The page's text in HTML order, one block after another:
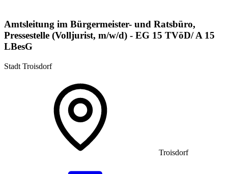
Amtsleitung im Bürgermeister- und Ratsbüro,
Pressestelle (Volljurist, m/w/d) - EG 15 TVöD/ A 15
LBesG
Stadt Troisdorf
Troisdorf